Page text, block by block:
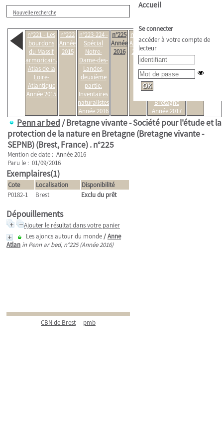
Nouvelle recherche
n°221 - Les
bourdons
du Massif
armoricain.
Atlas de la
Loire-
Atlantique
Année 2015
n°222
Année
2015
n°223-224 -
Spécial
Notre-
Dame-des-
Landes,
deuxième
partie.
Inventaires
naturalistes
Année 2016
n°225
Année
2016
n°226
Année
2016
n°227 -
Conservation
de la faune et
de la flore :
Listes rouges
et
responsabilité
Bretagne
Année 2017
Année
Penn ar bed / Bretagne vivante - Société pour l'étude et la
protection de la nature en Bretagne (Bretagne vivante -
SEPNB) (Brest, France) .n°225
Mention de date : Année 2016
Paru le : 01/09/2016
Exemplaires(1)
Cote Localisation
Disponibilité
P0182-1
Brest Exclu du prêt
Dépouillements
Ajouter le résultat dans votre panier
Les ajoncs autour du monde/Anne
Atlan in Penn ar bed, n°225 (Année 2016)
CBN de Brest pmb
Accueil
Se connecter
accéder à votre compte de
lecteur